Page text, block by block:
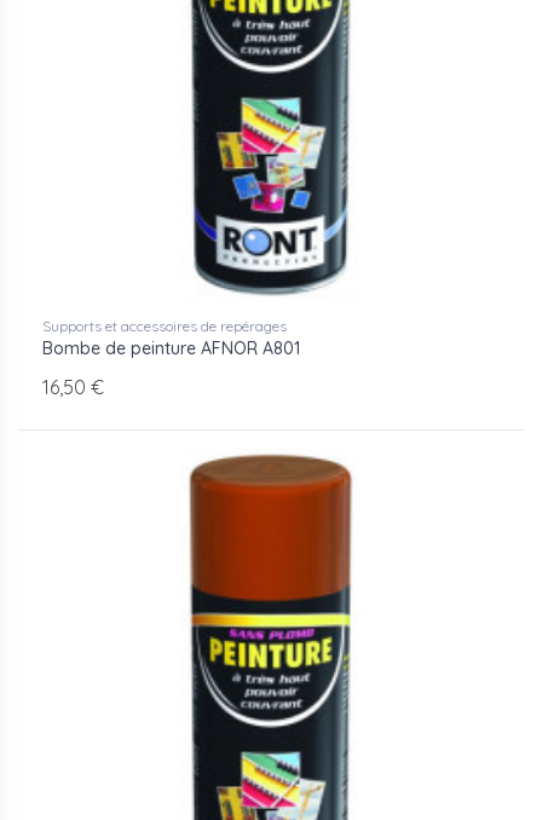
Supports et accessoires de repérages
Bombe de peinture AFNOR A801
16,50 €